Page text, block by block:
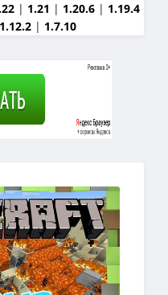
| 1.21 | 1.20.6 | 1.19.4
1.12.2 | 1.7.10